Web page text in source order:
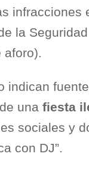
infracciones
la
aforo).
indican
una fiesta
sociales y
con DJ”.